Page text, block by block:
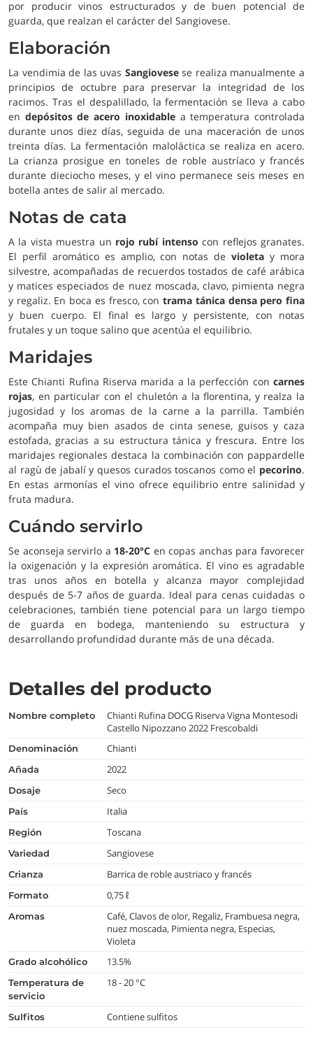
por producir vinos estructurados y de buen potencial de
guarda, que realzan el carácter del Sangiovese.
Elaboración
La vendimia de las uvas Sangiovesese realiza manualmente a
principios de octubre para preservar la integridad de los
racimos. Tras el despalillado, la fermentación se lleva a cabo
en depósitos de acero inoxidablea temperatura controlada
durante unos diez días, seguida de una maceración de unos
treinta días. La fermentación maloláctica se realiza en acero.
La crianza prosigue en toneles de roble austríaco y francés
durante dieciocho meses, y el vino permanece seis meses en
botella antes de salir al mercado.
Notas de cata
A la vista muestra un rojo rubí intenso con reflejos granates.
El perfil aromático es amplio, con notas devioleta y mora
silvestre, acompañadas de recuerdos tostados de café arábica
y matices especiados de nuez moscada, clavo, pimienta negra
y regaliz. En boca es fresco, contrama tánica densa pero fina
y buen cuerpo. El final es largo y persistente, con notas
frutales y un toque salino que acentúa el equilibrio.
Maridajes
Este Chianti Rufina Riserva marida a la perfección con carnes
rojas, en particular con el chuletón a la florentina, y realza la
jugosidad y los aromas de la carne a la parrilla. También
acompaña muy bien asados de cinta senese, guisos y caza
estofada, gracias a su estructura tánica y frescura. Entre los
maridajes regionales destaca la combinación con pappardelle
al ragù de jabalí y quesos curados toscanos como el pecorino.
En estas armonías el vino ofrece equilibrio entre salinidad y
fruta madura.
Cuándo servirlo
Se aconseja servirlo a 18-20°C en copas anchas para favorecer
la oxigenación y la expresión aromática. El vino es agradable
tras unos años en botella y alcanza mayor complejidad
después de 5-7 años de guarda. Ideal para cenas cuidadas o
celebraciones, también tiene potencial para un largo tiempo
de guarda en bodega, manteniendo su estructura y
desarrollando profundidad durante más de una década.
Detalles del producto
nombre completo
Chianti Rufina DOCG Riserva Vigna Montesodi
Castello Nipozzano 2022 Frescobaldi
denominación Chianti
añada 2022
dosaje Seco
país Italia
región Toscana
variedad Sangiovese
crianza Barrica de roble austriaco y francés
formato 0,75 ℓ
aromas
Café, Clavos de olor, Regaliz, Frambuesa negra,
nuez moscada, Pimienta negra, Especias,
Violeta
grado alcohólico 13.5%
temperatura de
servicio
18 - 20 °C
Sulfitos Contiene sulfitos